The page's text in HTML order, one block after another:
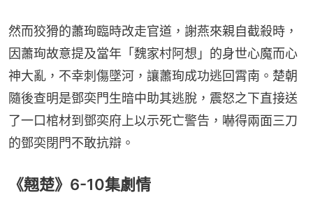
然而狡猾的蕭珣臨時改走官道，謝燕來親自截殺時，
因蕭珣故意提及當年「魏家村阿想」的身世心魔而心
神大亂，不幸刺傷墜河，讓蕭珣成功逃回霄南。楚朝
隨後查明是鄧奕門生暗中助其逃脫，震怒之下直接送
了一口棺材到鄧奕府上以示死亡警告，嚇得兩面三刀
的鄧奕閉門不敢抗辯。
《翹楚》6-10集劇情